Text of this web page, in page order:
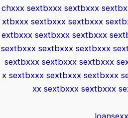
chxxx sextbxxx sextbxxx
xtbxxx sextbxxx sextbxxx
extbxxx sextbxxx sextbxxx
sextbxxx sextbxxx sextbxxx
sextbxxx sextbxxx sextbxxx
x sextbxxx sextbxxx sextbxxx
xx sextbxxx sextbxxx